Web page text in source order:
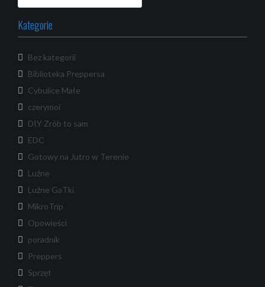
Kategorie
Bez kategorii
Biblioteka Preppersa
Cybulice Małe
czerymoi
DIY Zrób to sam
EDC
Gotowy na Jutro w Terenie
Luźne
Luźne GaTki
MikroTrip
Opowieści
poradnik
Preppers
Sprzęt